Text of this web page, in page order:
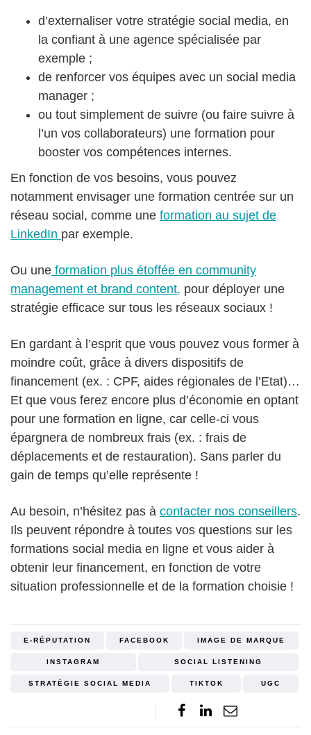
d’externaliser votre stratégie social media, en
la confiant à une agence spécialisée par
exemple ;
de renforcer vos équipes avec un social media
manager ;
ou tout simplement de suivre (ou faire suivre à
l’un vos collaborateurs) une formation pour
booster vos compétences internes.
En fonction de vos besoins, vous pouvez
notamment envisager une formation centrée sur un
réseau social, comme une formation au sujet de
LinkedIn par exemple.
Ou une formation plus étoffée en community
management et brand content, pour déployer une
stratégie efficace sur tous les réseaux sociaux !
En gardant à l’esprit que vous pouvez vous former à
moindre coût, grâce à divers dispositifs de
financement (ex. : CPF, aides régionales de l’Etat)…
Et que vous ferez encore plus d’économie en optant
pour une formation en ligne, car celle-ci vous
épargnera de nombreux frais (ex. : frais de
déplacements et de restauration). Sans parler du
gain de temps qu’elle représente !
Au besoin, n’hésitez pas à contacter nos conseillers.
Ils peuvent répondre à toutes vos questions sur les
formations social media en ligne et vous aider à
obtenir leur financement, en fonction de votre
situation professionnelle et de la formation choisie !
E-RÉPUTATION FACEBOOK IMAGE DE MARQUE
INSTAGRAM SOCIAL LISTENING
STRATÉGIE SOCIAL MEDIA TIKTOK UGC